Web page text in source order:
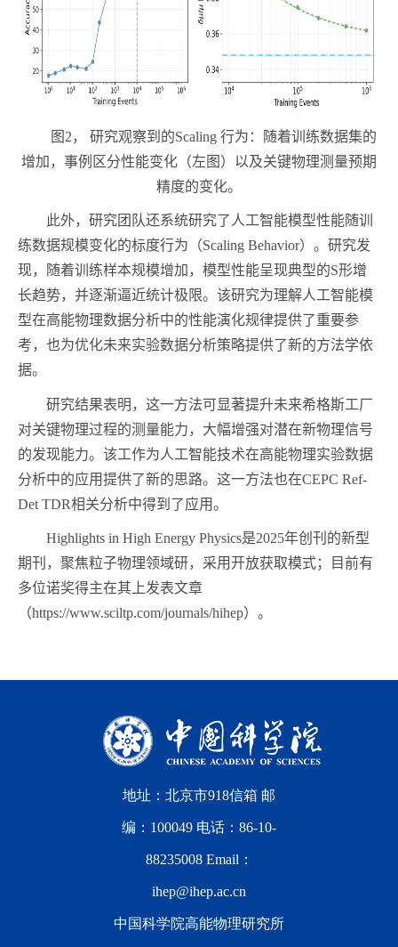
图 2， 研究观察到的Scaling 行为：随着训练数据集的
增加，事例区分性能变化（左图）以及关键物理测量预期
精度的变化。
此外，研究团队还系统研究了人工智能模型性能随训
练数据规模变化的标度行为（Scaling Behavior）。研究发
现，随着训练样本规模增加，模型性能呈现典型的S形增
长趋势，并逐渐逼近统计极限。该研究为理解人工智能模
型在高能物理数据分析中的性能演化规律提供了重要参
考，也为优化未来实验数据分析策略提供了新的方法学依
据。
研究结果表明，这一方法可显著提升未来希格斯工厂
对关键物理过程的测量能力，大幅增强对潜在新物理信号
的发现能力。该工作为人工智能技术在高能物理实验数据
分析中的应用提供了新的思路。这一方法也在CEPC Ref-
Det TDR相关分析中得到了应用。
Highlights in High Energy Physics是2025年创刊的新型
期刊，聚焦粒子物理领域研，采用开放获取模式；目前有
多位诺奖得主在其上发表文章
（https://www.sciltp.com/journals/hihep）。
地址：北京市918信箱 邮
编：100049 电话：86-10-
88235008 Email：
ihep@ihep.ac.cn
中国科学院高能物理研究所